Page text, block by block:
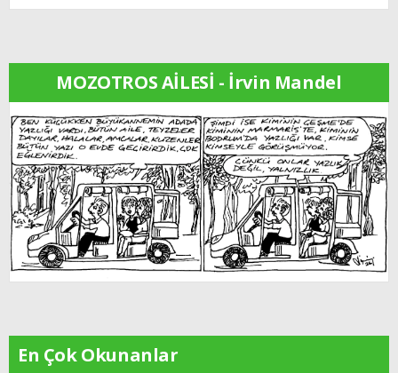
MOZOTROS AİLESİ - İrvin Mandel
En Çok Okunanlar